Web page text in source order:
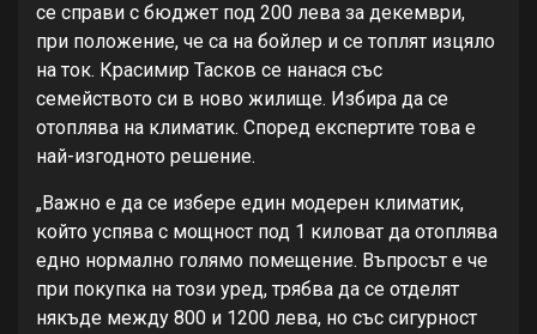
се справи с бюджет под 200 лева за декември,
при положение, че са на бойлер и се топлят изцяло
на ток. Красимир Тасков се нанася със
семейството си в ново жилище. Избира да се
отоплява на климатик. Според експертите това е
най-изгодното решение.
„Важно е да се избере един модерен климатик,
който успява с мощност под 1 киловат да отоплява
едно нормално голямо помещение. Въпросът е че
при покупка на този уред, трябва да се отделят
някъде между 800 и 1200 лева, но със сигурност